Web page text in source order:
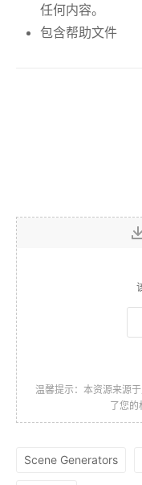
任何内容。
包含帮助文件
温馨提示：本资源来源
了您的
Scene Generators